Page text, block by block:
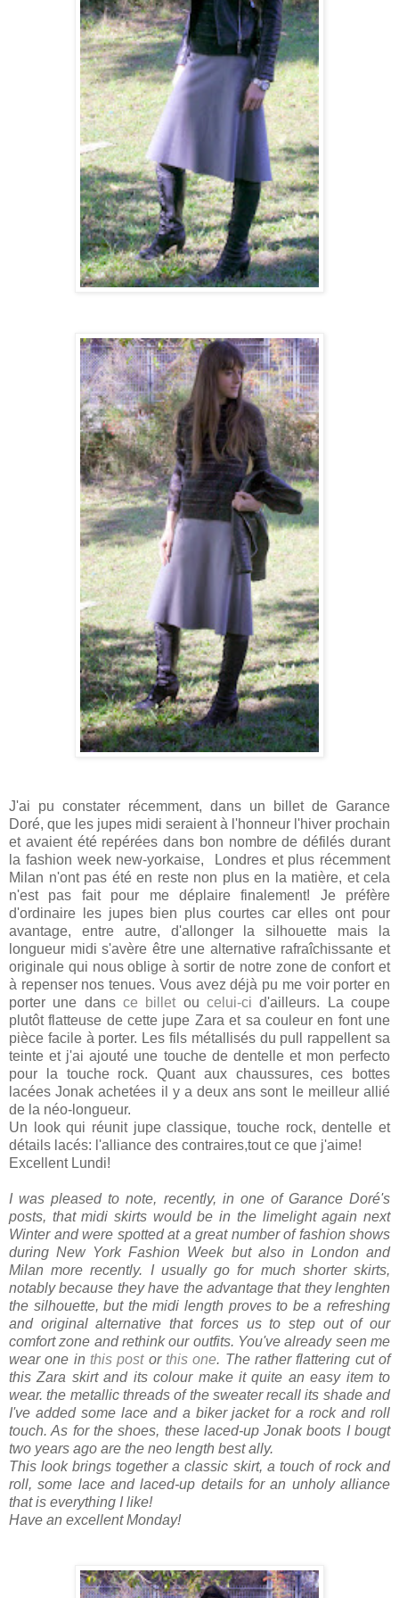
J'ai pu constater récemment, dans un billet de Garance
Doré, que les jupes midi seraient à l'honneur l'hiver prochain
et avaient été repérées dans bon nombre de défilés durant
la fashion week new-yorkaise, Londres et plus récemment
Milan n'ont pas été en reste non plus en la matière, et cela
n'est pas fait pour me déplaire finalement! Je préfère
d'ordinaire les jupes bien plus courtes car elles ont pour
avantage, entre autre, d'allonger la silhouette mais la
longueur midi s'avère être une alternative rafraîchissante et
originale qui nous oblige à sortir de notre zone de confort et
à repenser nos tenues. Vous avez déjà pu me voir porter en
porter une dans ce billet oucelui-ci d'ailleurs. La coupe
plutôt flatteuse de cette jupe Zara et sa couleur en font une
pièce facile à porter. Les fils métallisés du pull rappellent sa
teinte et j'ai ajouté une touche de dentelle et mon perfecto
pour la touche rock. Quant aux chaussures, ces bottes
lacées Jonak achetées il y a deux ans sont le meilleur allié
de la néo-longueur.
Un look qui réunit jupe classique, touche rock, dentelle et
détails lacés: l'alliance des contraires,tout ce que j'aime!
Excellent Lundi!
I was pleased to note, recently, in one of Garance Doré's
posts, that midi skirts would be in the limelight again next
Winter and were spotted at a great number of fashion shows
during New York Fashion Week but also in London and
Milan more recently. I usually go for much shorter skirts,
notably because they have the advantage that they lenghten
the silhouette, but the midi length proves to be a refreshing
and original alternative that forces us to step out of our
comfort zone and rethink our outfits. You've already seen me
wear one in this postorthis one. The rather flattering cut of
this Zara skirt and its colour make it quite an easy item to
wear. the metallic threads of the sweater recall its shade and
I've added some lace and a biker jacket for a rock and roll
touch. As for the shoes, these laced-up Jonak boots I bougt
two years ago are the neo length best ally.
This look brings together a classic skirt, a touch of rock and
roll, some lace and laced-up details for an unholy alliance
that is everything I like!
Have an excellent Monday!